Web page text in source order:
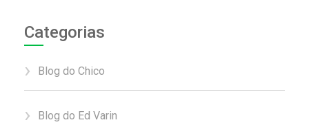
Categorias
Blog do Chico
Blog do Ed Varin